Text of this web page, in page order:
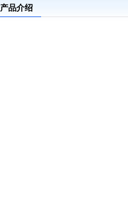
产品介绍